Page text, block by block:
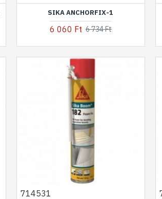
SIKA ANCHORFIX-1
6 060 Ft 6 734 Ft
714531